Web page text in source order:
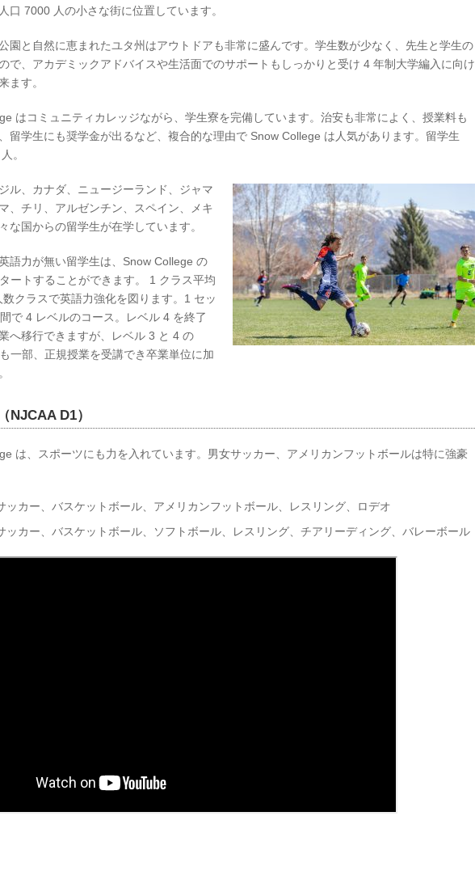
口 7000 人の小さな街に位置しています。
園と自然に恵まれたユタ州はアウトドアも非常に盛んです。学生数が少なく、先生と学生の
で、アカデミックアドバイスや生活面でのサポートもしっかりと受け 4 年制大学編入に向け
ます。
はコミュニティカレッジながら、学生寮を完備しています。治安も非常によく、授業料も
留学生にも奨学金が出るなど、複合的な理由で Snow College は人気があります。留学生
。
ル、カナダ、ニュージーランド、ジャマ
、チリ、アルゼンチン、スペイン、メキ
な国からの留学生が在学しています。
語力が無い留学生は、Snow College の
ートすることができます。 1 クラス平均
クラスで英語力強化を図ります。1 セッ
で 4 レベルのコース。レベル 4 を終了
へ移行できますが、レベル 3 と 4 の
一部、正規授業を受講でき卒業単位に加
NJCAA D1）
は、スポーツにも力を入れています。男女サッカー、アメリカンフットボールは特に強豪
ッカー、バスケットボール、アメリカンフットボール、レスリング、ロデオ
ッカー、バスケットボール、ソフトボール、レスリング、チアリーディング、バレーボール